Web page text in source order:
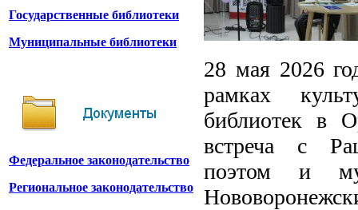
Государственные библиотеки
Муниципальные библиотеки
Федеральное законодательство
Региональное законодательство
28 мая 2026
рамках
библиотек в
встреча с
поэтом и